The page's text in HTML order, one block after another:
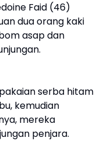
Faid (46)
dua orang kaki
asap dan
serba hitam
kemudian
mereka
penjara.